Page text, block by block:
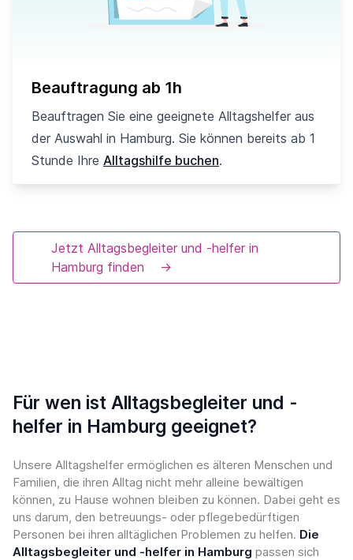
Beauftragung ab 1h
Beauftragen Sie eine geeignete Alltagshelfer aus
der Auswahl in Hamburg. Sie können bereits ab 1
Stunde Ihre Alltagshilfe buchen.
Jetzt Alltagsbegleiter und -helfer in
Hamburg finden
→
Für wen ist Alltagsbegleiter und -
helfer in Hamburg geeignet?
Unsere Alltagshelfer ermöglichen es älteren Menschen und
Familien, die ihren Alltag nicht mehr alleine bewältigen
können, zu Hause wohnen bleiben zu können. Dabei geht es
uns darum, den betreuungs- oder pflegebedürftigen
Personen bei ihren alltäglichen Problemen zu helfen. Die
Alltagsbegleiter und -helfer in Hamburg passen sich